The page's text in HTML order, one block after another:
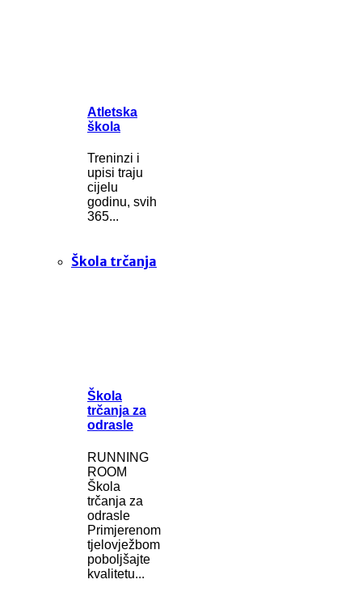
Atletska
škola
Treninzi i
upisi traju
cijelu
godinu, svih
365...
Škola trčanja
Škola
trčanja za
odrasle
RUNNING
ROOM
Škola
trčanja za
odrasle
Primjerenom
tjelovježbom
poboljšajte
kvalitetu...